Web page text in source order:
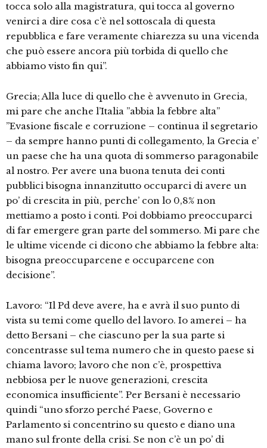
tocca solo alla magistratura, qui tocca al governo
venirci a dire cosa c’è nel sottoscala di questa
repubblica e fare veramente chiarezza su una vicenda
che può essere ancora più torbida di quello che
abbiamo visto fin qui”.
Grecia; Alla luce di quello che è avvenuto in Grecia,
mi pare che anche l’Italia ”abbia la febbre alta”
”Evasione fiscale e corruzione – continua il segretario
– da sempre hanno punti di collegamento, la Grecia e’
un paese che ha una quota di sommerso paragonabile
al nostro. Per avere una buona tenuta dei conti
pubblici bisogna innanzitutto occuparci di avere un
po’ di crescita in più, perche’ con lo 0,8% non
mettiamo a posto i conti. Poi dobbiamo preoccuparci
di far emergere gran parte del sommerso. Mi pare che
le ultime vicende ci dicono che abbiamo la febbre alta:
bisogna preoccuparcene e occuparcene con
decisione”.
Lavoro: “Il Pd deve avere, ha e avrà il suo punto di
vista su temi come quello del lavoro. Io amerei – ha
detto Bersani – che ciascuno per la sua parte si
concentrasse sul tema numero che in questo paese si
chiama lavoro; lavoro che non c’è, prospettiva
nebbiosa per le nuove generazioni, crescita
economica insufficiente”. Per Bersani è necessario
quindi “uno sforzo perché Paese, Governo e
Parlamento si concentrino su questo e diano una
mano sul fronte della crisi. Se non c’è un po’ di